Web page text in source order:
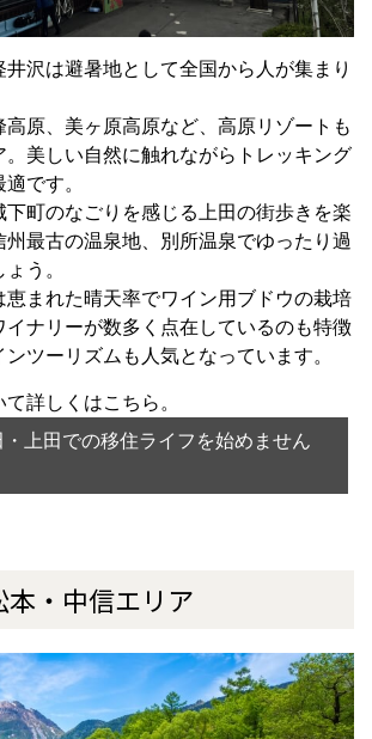
沢は避暑地として全国から人が集まり
原、美ヶ原高原など、高原リゾートも
。美しい自然に触れながらトレッキング
です。
下町のなごりを感じる上田の街歩きを楽
州最古の温泉地、別所温泉でゆったり過
う。
恵まれた晴天率でワイン用ブドウの栽培
イナリーが数多く点在しているのも特徴
ツーリズムも人気となっています。
詳しくはこちら。
上田での移住ライフを始めません
本・中信エリア